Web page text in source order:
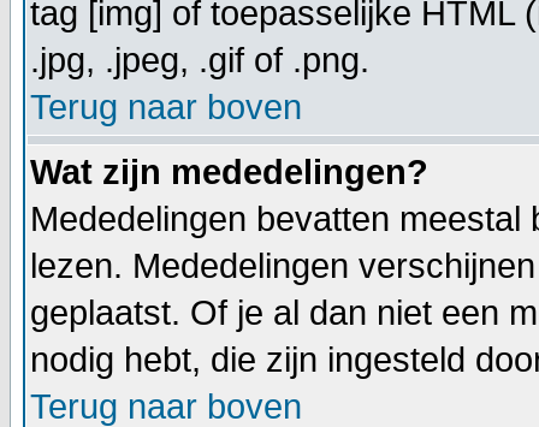
tag [img] of toepasselijke HTML
.jpg, .jpeg, .gif of .png.
Terug naar boven
Wat zijn mededelingen?
Mededelingen bevatten
lezen. Mededelingen
geplaatst. Of je al dan niet een
nodig hebt, die zijn ingesteld
Terug naar boven